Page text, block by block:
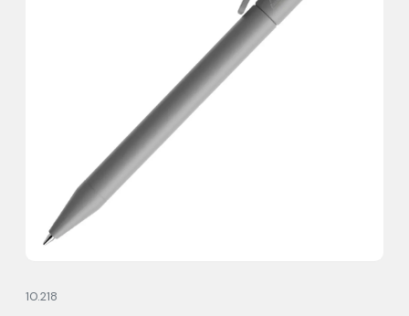
10.218